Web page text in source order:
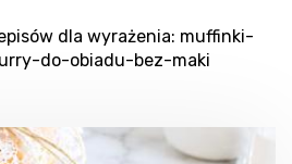
dla wyrażenia: muffinki-
do-obiadu-bez-maki